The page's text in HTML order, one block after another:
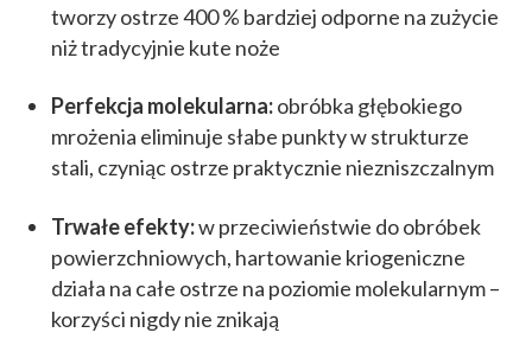
tworzy ostrze 400 % bardziej odporne na zużycie
niż tradycyjnie kute noże
Perfekcja molekularna:obróbka głębokiego
mrożenia eliminuje słabe punkty w strukturze
stali, czyniąc ostrze praktycznie niezniszczalnym
Trwałe efekty:w przeciwieństwie do obróbek
powierzchniowych, hartowanie kriogeniczne
działa na całe ostrze na poziomie molekularnym –
korzyści nigdy nie znikają